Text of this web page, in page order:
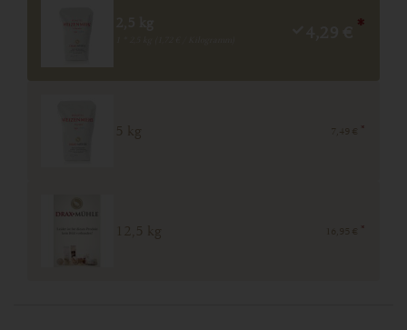
*
5 kg 7,49 € *
12,5 kg 16,95 € *